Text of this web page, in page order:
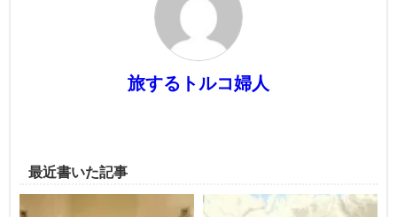
旅するトルコ婦人
最近書いた記事